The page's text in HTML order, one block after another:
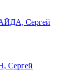
Сергей
Сергей